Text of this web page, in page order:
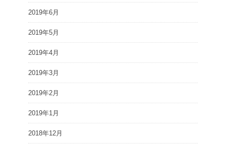
2019年6月
2019年5月
2019年4月
2019年3月
2019年2月
2019年1月
2018年12月